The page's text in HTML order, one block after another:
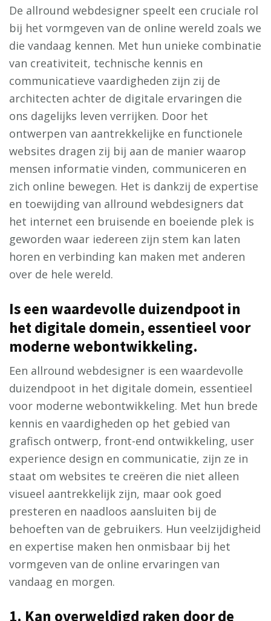
De allround webdesigner speelt een cruciale rol
bij het vormgeven van de online wereld zoals we
die vandaag kennen. Met hun unieke combinatie
van creativiteit, technische kennis en
communicatieve vaardigheden zijn zij de
architecten achter de digitale ervaringen die
ons dagelijks leven verrijken. Door het
ontwerpen van aantrekkelijke en functionele
websites dragen zij bij aan de manier waarop
mensen informatie vinden, communiceren en
zich online bewegen. Het is dankzij de expertise
en toewijding van allround webdesigners dat
het internet een bruisende en boeiende plek is
geworden waar iedereen zijn stem kan laten
horen en verbinding kan maken met anderen
over de hele wereld.
Is een waardevolle duizendpoot in
het digitale domein, essentieel voor
moderne webontwikkeling.
Een allround webdesigner is een waardevolle
duizendpoot in het digitale domein, essentieel
voor moderne webontwikkeling. Met hun brede
kennis en vaardigheden op het gebied van
grafisch ontwerp, front-end ontwikkeling, user
experience design en communicatie, zijn ze in
staat om websites te creëren die niet alleen
visueel aantrekkelijk zijn, maar ook goed
presteren en naadloos aansluiten bij de
behoeften van de gebruikers. Hun veelzijdigheid
en expertise maken hen onmisbaar bij het
vormgeven van de online ervaringen van
vandaag en morgen.
1. Kan overweldigd raken door de